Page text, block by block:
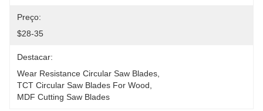
Preço:
$28-35
Destacar:
Wear Resistance Circular Saw Blades
TCT Circular Saw Blades For Wood
MDF Cutting Saw Blades